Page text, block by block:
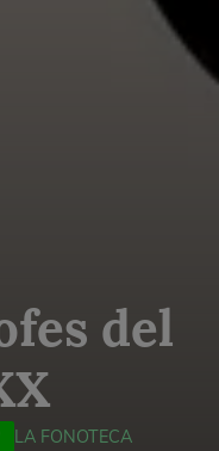
del
LA FONOTECA